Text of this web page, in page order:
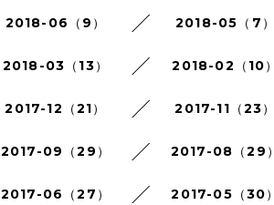
2018-06（9） 2018-05（7）
2018-03（13） 2018-02（10）
2017-12（21） 2017-11（23）
2017-09（29） 2017-08（29）
2017-06（27） 2017-05（30）